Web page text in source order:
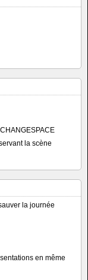
la scène
la journée
en même